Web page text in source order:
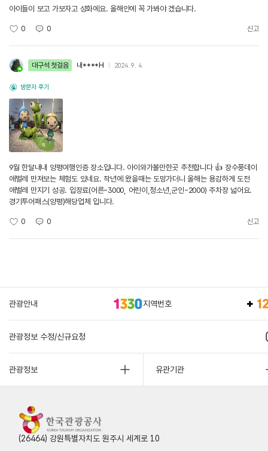
아이들이 보고 가보자고 성화에요. 올해안에 꼭 가봐야 겠습니다.
0 0 신고
대구석 첫걸음 내****H 2024. 9. 4.
방문자 후기
9월 한달내내 양평여행인증 장소입니다. 아이와가볼만한곳 추천합니다 👍 장수풍데이
애벌레 만져보는 체험도 있네요. 작년에 왔을때는 도망가더니 올해는 용감하게 도전
애벌레 만지기 성공. 입장료(어른-3000, 어린이,청소년,군인-2000) 주차장 넓어요.
경기투어패스(양평)해당업체 입니다.
0 0 신고
관광안내 지역번호
관광정보 수정/신규요청
관광정보 유관기관
(26464) 강원특별자치도 원주시 세계로 10